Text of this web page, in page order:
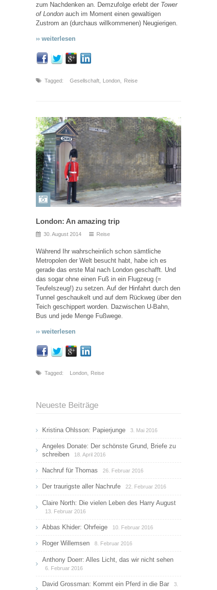
zum Nachdenken an. Demzufolge erlebt der Tower
of London auch im Moment einen gewaltigen
Zustrom an (durchaus willkommenen) Neugierigen.
›› weiterlesen
Tagged: Gesellschaft, London Reise
London: An amazing trip
30. August 2014 Reise
Während Ihr wahrscheinlich schon sämtliche
Metropolen der Welt besucht habt, habe ich es
gerade das erste Mal nach London geschafft. Und
das sogar ohne einen Fuß in ein Flugzeug (=
Teufelszeug!) zu setzen. Auf der Hinfahrt durch den
Tunnel geschaukelt und auf dem Rückweg über den
Teich geschippert worden. Dazwischen U-Bahn,
Bus und jede Menge Fußwege.
›› weiterlesen
Tagged: London, Reise
Neueste Beiträge
Kristina Ohlsson: Papierjunge 3. Mai 2016
Angeles Donate: Der schönste Grund, Briefe zu
schreiben
18. April 2016
Nachruf für Thomas 26. Februar 2016
Der traurigste aller Nachrufe 22. Februar 2016
Claire North: Die vielen Leben des Harry August
13. Februar 2016
Abbas Khider: Ohrfeige 10. Februar 2016
Roger Willemsen 8. Februar 2016
Anthony Doerr: Alles Licht, das wir nicht sehen
6. Februar 2016
David Grossman: Kommt ein Pferd in die Bar
3.